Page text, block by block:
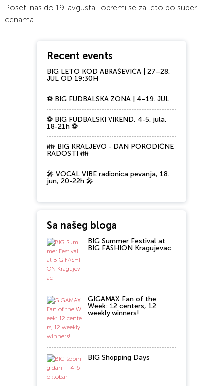
Poseti nas do 19. avgusta i opremi se za leto po super
cenama!
Recent events
BIG LETO KOD ABRAŠEVIĆA | 27–28.
JUL OD 19:30H
⚽ BIG FUDBALSKA ZONA | 4–19. JUL
⚽ BIG FUDBALSKI VIKEND, 4-5. jula,
18-21h ⚽
👪 BIG KRALJEVO - DAN PORODIČNE
RADOSTI 👪
🎤 VOCAL VIBE radionica pevanja, 18.
jun, 20-22h 🎤
Sa našeg bloga
BIG Summer Festival at
BIG FASHION Kragujevac
GIGAMAX Fan of the
Week: 12 centers, 12
weekly winners!
BIG Shopping Days